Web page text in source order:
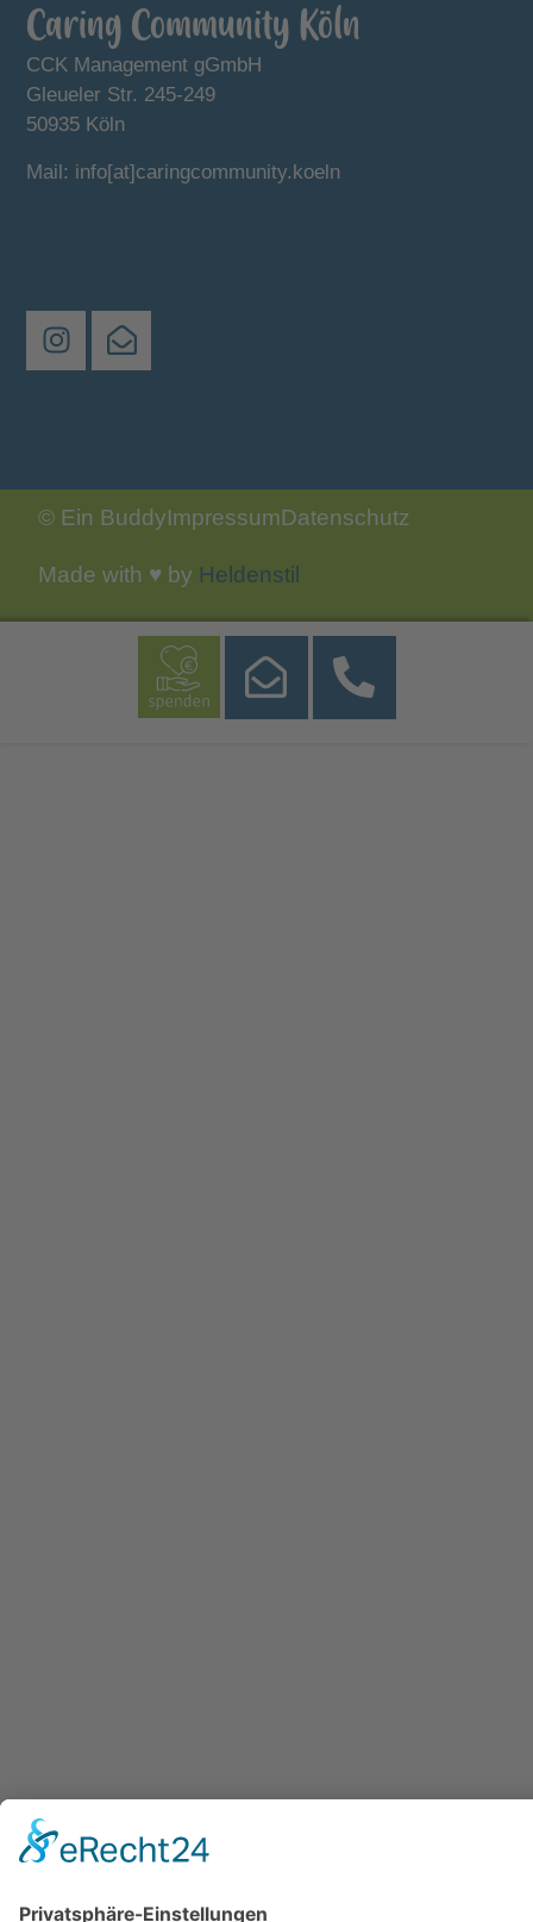
Caring Community Köln
CCK Management gGmbH
Gleueler Str. 245-249
50935 Köln
Mail: info[at]caringcommunity.koeln
© Ein BuddyImpressumDatenschutz
Made with ♥ by Heldenstil